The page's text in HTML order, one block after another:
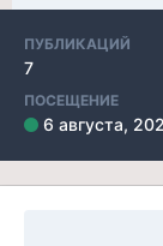
ПУБЛИКАЦИЙ
7
ПОСЕЩЕНИЕ
6 августа,